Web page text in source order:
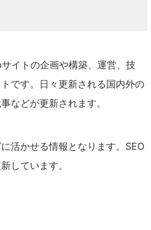
イトの企画や構築、運営、技
です。日々更新される国内外の
などが更新されます。
活かせる情報となります。SEO
しています。